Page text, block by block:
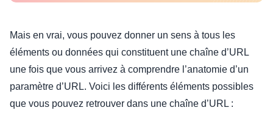
Mais en vrai, vous pouvez donner un sens à tous les
éléments ou données qui constituent une chaîne d’URL
une fois que vous arrivez à comprendre l’anatomie d’un
paramètre d’URL. Voici les différents éléments possibles
que vous pouvez retrouver dans une chaîne d’URL :